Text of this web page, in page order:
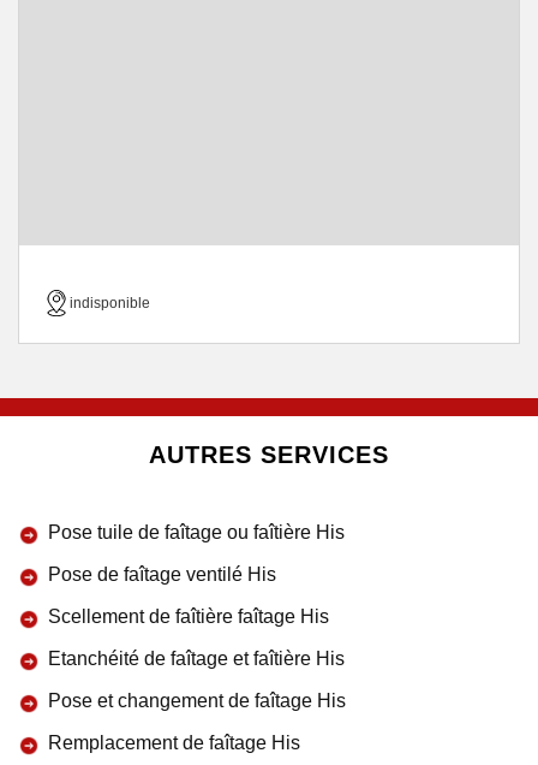
indisponible
AUTRES SERVICES
Pose tuile de faîtage ou faîtière His
Pose de faîtage ventilé His
Scellement de faîtière faîtage His
Etanchéité de faîtage et faîtière His
Pose et changement de faîtage His
Remplacement de faîtage His